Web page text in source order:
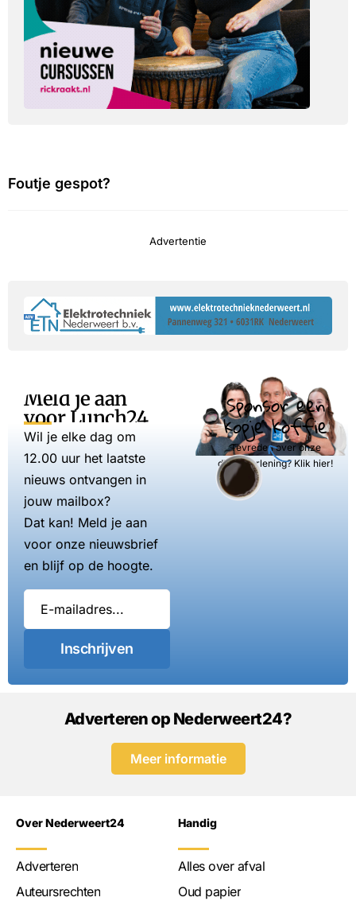
Foutje gespot?
Advertentie
Meld je aan
voor Lunch24
Wil je elke dag om
12.00 uur het laatste
nieuws ontvangen in
jouw mailbox?
Dat kan! Meld je aan
voor onze nieuwsbrief
en blijf op de hoogte.
Inschrijven
Sponsor een
kopje koffie
Tevreden over onze
dienstverlening? Klik hier!
Adverteren op Nederweert24?
Meer informatie
Over Nederweert24
Adverteren
Auteursrechten
Handig
Alles over afval
Oud papier